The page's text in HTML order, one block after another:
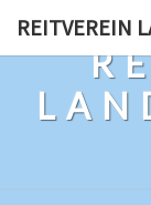
REITVEREIN